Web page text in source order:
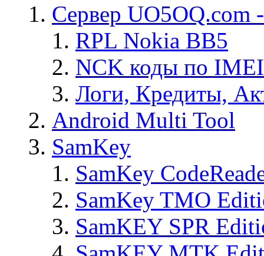
Сервер
RPL Nokia BB5
NCK коды по IMEI
Логи, Кредиты,
Android Multi Tool
SamKey
SamKey
SamKey TMO
SamKEY SPR